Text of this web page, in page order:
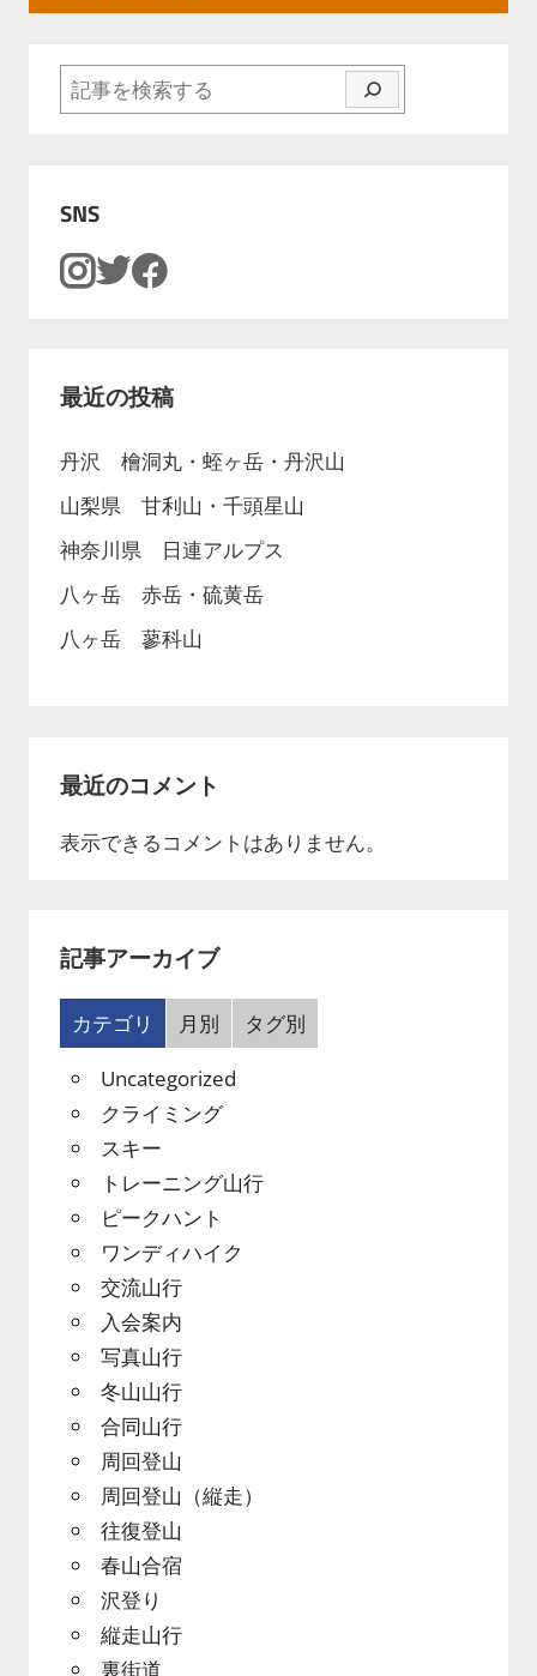
検索
SNS
最近の投稿
丹沢 檜洞丸・蛭ヶ岳・丹沢山
山梨県 甘利山・千頭星山
神奈川県 日連アルプス
八ヶ岳 赤岳・硫黄岳
八ヶ岳 蓼科山
最近のコメント
表示できるコメントはありません。
記事アーカイブ
カテゴリ 月別
タグ別
Uncategorized
クライミング
スキー
トレーニング山行
ピークハント
ワンディハイク
交流山行
入会案内
写真山行
冬山山行
合同山行
周回登山
周回登山（縦走）
往復登山
春山合宿
沢登り
縦走山行
裏街道